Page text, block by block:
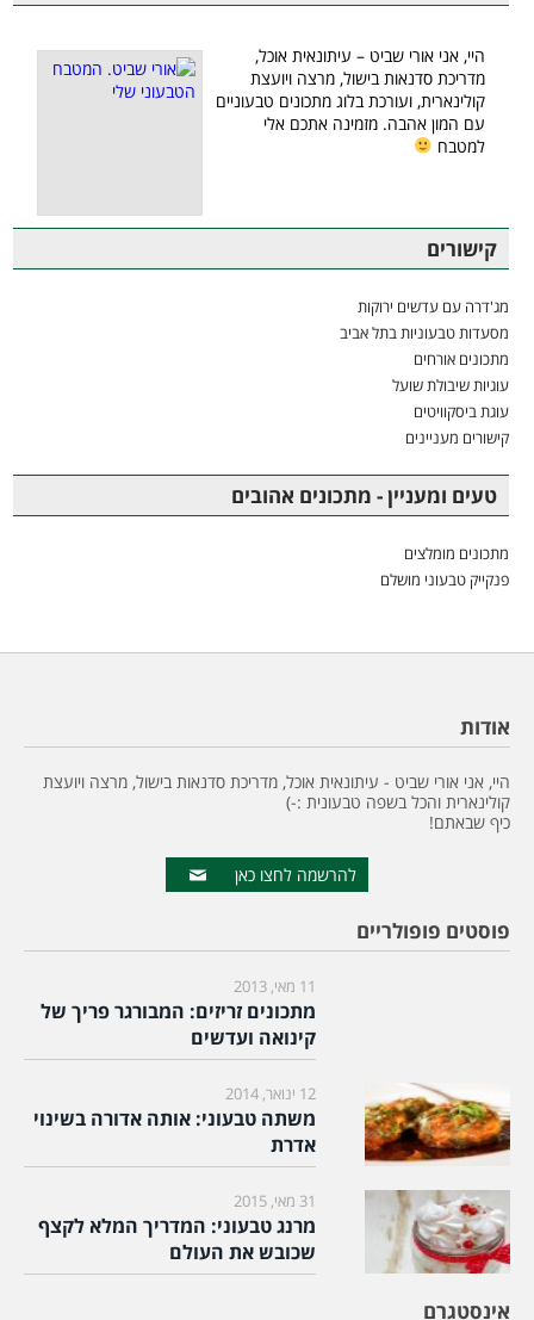
היי, אני אורי שביט – עיתונאית אוכל,
מדריכת סדנאות בישול, מרצה ויועצת
קולינארית, ועורכת בלוג מתכונים טבעוניים
עם המון אהבה. מזמינה אתכם אלי
למטבח
קישורים
מג'דרה עם עדשים ירוקות
מסעדות טבעוניות בתל אביב
מתכונים אורחים
עוגיות שיבולת שועל
עוגת ביסקוויטים
קישורים מעניינים
טעים ומעניין - מתכונים אהובים
מתכונים מומלצים
פנקייק טבעוני מושלם
אודות
היי, אני אורי שביט - עיתונאית אוכל, מדריכת סדנאות בישול, מרצה ויועצת
קולינארית והכל בשפה טבעונית :-)
כיף שבאתם!
להרשמה לחצו כאן
פוסטים פופולריים
11 מאי, 2013
מתכונים זריזים: המבורגר פריך של
קינואה ועדשים
12 ינואר, 2014
משתה טבעוני: אותה אדורה בשינוי
אדרת
31 מאי, 2015
מרנג טבעוני: המדריך המלא לקצף
שכובש את העולם
אינסטגרם